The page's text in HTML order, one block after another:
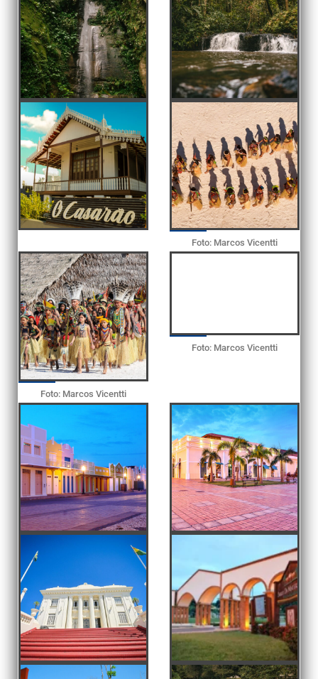
Foto: Marcos Vicentti
Foto: Marcos Vicentti
Foto: Marcos Vicentti